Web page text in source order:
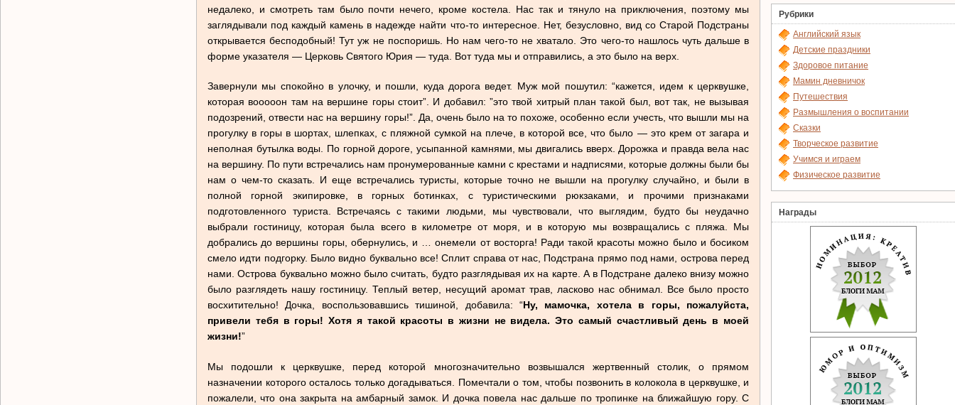
недалеко, и смотреть там было почти нечего, кроме костела. Нас так и тянуло на приключения, поэтому мы
заглядывали под каждый камень в надежде найти что-то интересное. Нет, безусловно, вид со Старой Подстраны
открывается бесподобный! Тут уж не поспоришь. Но нам чего-то не хватало. Это чего-то нашлось чуть дальше в
форме указателя — Церковь Святого Юрия — туда. Вот туда мы и отправились, а это было на верх.
Завернули мы спокойно в улочку, и пошли, куда дорога ведет. Муж мой пошутил: “кажется, идем к церквушке,
которая вооооон там на вершине горы стоит”. И добавил: ”это твой хитрый план такой был, вот так, не вызывая
подозрений, отвести нас на вершину горы!”. Да, очень было на то похоже, особенно если учесть, что вышли мы на
прогулку в горы в шортах, шлепках, с пляжной сумкой на плече, в которой все, что было — это крем от загара и
неполная бутылка воды. По горной дороге, усыпанной камнями, мы двигались вверх. Дорожка и правда вела нас
на вершину. По пути встречались нам пронумерованные камни с крестами и надписями, которые должны были бы
нам о чем-то сказать. И еще встречались туристы, которые точно не вышли на прогулку случайно, и были в
полной горной экипировке, в горных ботинках, с туристическими рюкзаками, и прочими признаками
подготовленного туриста. Встречаясь с такими людьми, мы чувствовали, что выглядим, будто бы неудачно
выбрали гостиницу, которая была всего в километре от моря, и в которую мы возвращались с пляжа. Мы
добрались до вершины горы, обернулись, и … онемели от восторга! Ради такой красоты можно было и босиком
смело идти подгорку. Было видно буквально все! Сплит справа от нас, Подстрана прямо под нами, острова перед
нами. Острова буквально можно было считать, будто разглядывая их на карте. А в Подстране далеко внизу можно
было разглядеть нашу гостиницу. Теплый ветер, несущий аромат трав, ласково нас обнимал. Все было просто
восхитительно! Дочка, воспользовавшись тишиной, добавила: “Ну, мамочка, хотела в горы, пожалуйста,
привели тебя в горы! Хотя я такой красоты в жизни не видела. Это самый счастливый день в моей
жизни!”
Мы подошли к церквушке, перед которой многозначительно возвышался жертвенный столик, о прямом
назначении которого осталось только догадываться. Помечтали о том, чтобы позвонить в колокола в церквушке, и
пожалели, что она закрыта на амбарный замок. И дочка повела нас дальше по тропинке на ближайшую гору. С
Рубрики
Английский язык
Детские праздники
Здоровое питание
Мамин дневничок
Путешествия
Размышления о воспитании
Сказки
Творческое развитие
Учимся и играем
Физическое развитие
Награды